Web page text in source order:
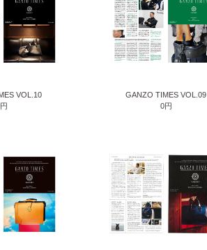
VOL.10
GANZO TIMES VOL.09
0円